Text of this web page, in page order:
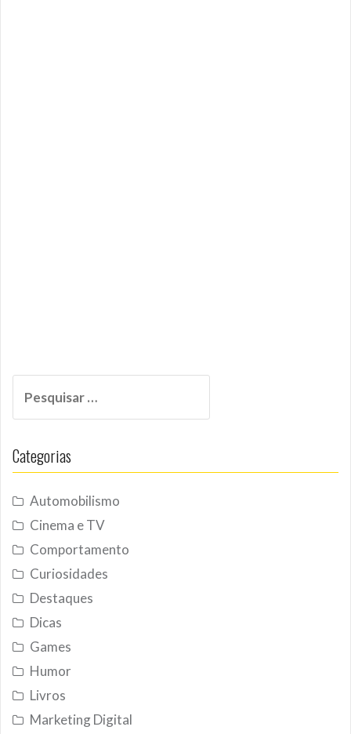
por:
Categorias
Automobilismo
Cinema e TV
Comportamento
Curiosidades
Destaques
Dicas
Games
Humor
Livros
Marketing Digital